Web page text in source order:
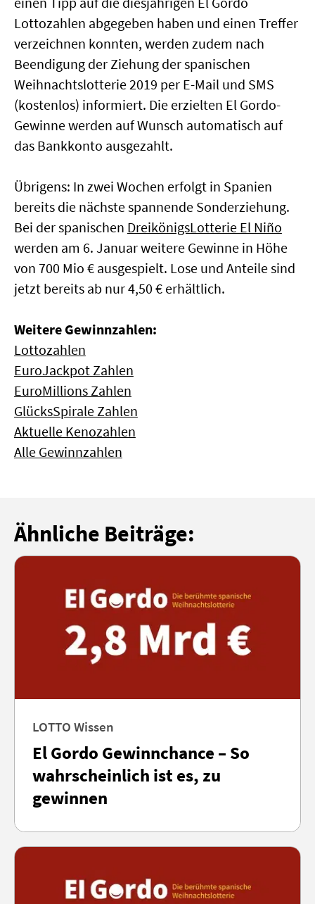
Lottozahlen abgegeben haben und einen Treffer
verzeichnen konnten, werden zudem nach
Beendigung der Ziehung der spanischen
Weihnachtslotterie 2019 per E-Mail und SMS
(kostenlos) informiert. Die erzielten El Gordo-
Gewinne werden auf Wunsch automatisch auf
das Bankkonto ausgezahlt.
Übrigens: In zwei Wochen erfolgt in Spanien
bereits die nächste spannende Sonderziehung.
Bei der spanischen DreikönigsLotterie El Niño
werden am 6. Januar weitere Gewinne in Höhe
von 700 Mio € ausgespielt. Lose und Anteile sind
jetzt bereits ab nur 4,50 € erhältlich.
Weitere Gewinnzahlen:
Lottozahlen
EuroJackpot Zahlen
EuroMillions Zahlen
GlücksSpirale Zahlen
Aktuelle Kenozahlen
Alle Gewinnzahlen
Ähnliche Beiträge:
LOTTO Wissen
El Gordo Gewinnchance – So
wahrscheinlich ist es, zu
gewinnen